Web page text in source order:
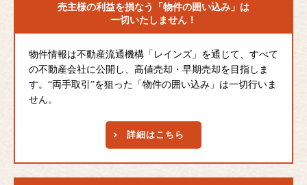
売主様の利益を損なう
「物件の囲い込み」は
一切いたしません！
物件情報は不動産流通機構「レインズ」を通じて、すべて
の不動産会社に公開し、高値売却・早期売却を目指しま
す。“両手取引”を狙った「物件の囲い込み」は一切行いま
せん。
詳細はこちら